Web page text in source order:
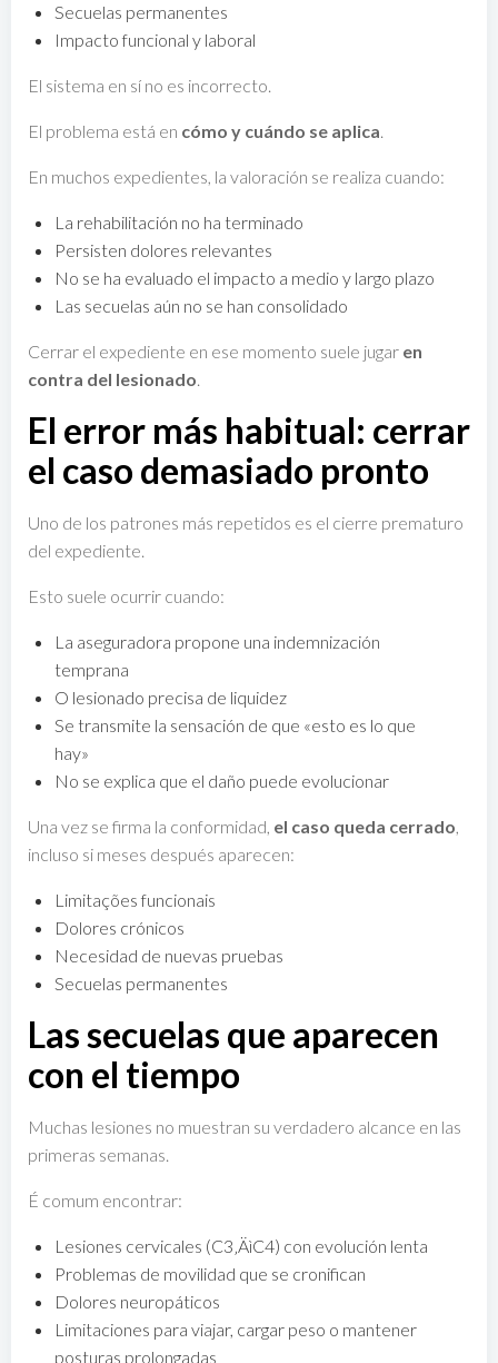
Secuelas permanentes
Impacto funcional y laboral
El sistema en sí no es incorrecto.
El problema está en cómo y cuándo se aplica.
En muchos expedientes, la valoración se realiza cuando:
La rehabilitación no ha terminado
Persisten dolores relevantes
No se ha evaluado el impacto a medio y largo plazo
Las secuelas aún no se han consolidado
Cerrar el expediente en ese momento suele jugar en
contra del lesionado.
El error más habitual: cerrar
el caso demasiado pronto
Uno de los patrones más repetidos es el cierre prematuro
del expediente.
Esto suele ocurrir cuando:
La aseguradora propone una indemnización
temprana
O lesionado precisa de liquidez
Se transmite la sensación de que «esto es lo que
hay»
No se explica que el daño puede evolucionar
Una vez se firma la conformidad, el caso queda cerrado,
incluso si meses después aparecen:
Limitações funcionais
Dolores crónicos
Necesidad de nuevas pruebas
Secuelas permanentes
Las secuelas que aparecen
con el tiempo
Muchas lesiones no muestran su verdadero alcance en las
primeras semanas.
É comum encontrar:
Lesiones cervicales (C3‚ÄìC4) con evolución lenta
Problemas de movilidad que se cronifican
Dolores neuropáticos
Limitaciones para viajar, cargar peso o mantener
posturas prolongadas